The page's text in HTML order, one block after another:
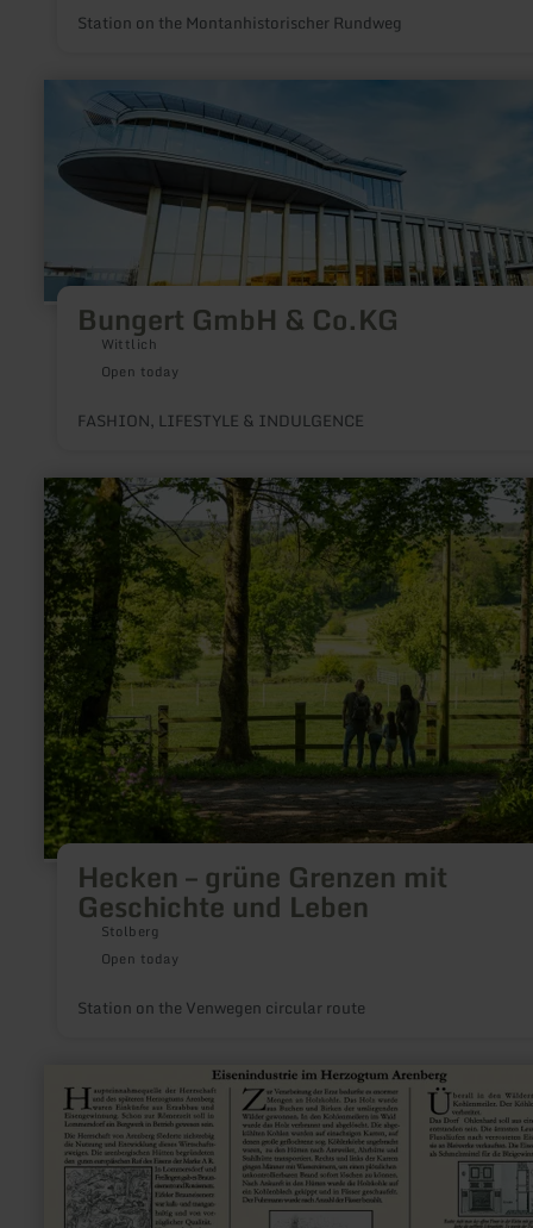
Station on the Montanhistorischer Rundweg
Bungert GmbH & Co.KG
Wittlich
Open today
FASHION, LIFESTYLE & INDULGENCE
Bungert
GmbH
&amp;
Co.KG
Hecken – grüne Grenzen mit
Geschichte und Leben
Stolberg
Open today
Station on the Venwegen circular route
learn
more
about:
Hecken
–
grüne
Grenzen
mit
Geschichte
und
Leben
more
about:
Information
board
about
ruined
castle